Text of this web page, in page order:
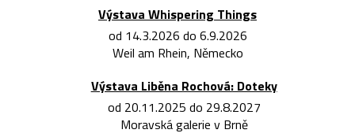
Výstava Whispering Things
od 14.3.2026 do 6.9.2026
Weil am Rhein, Německo
Výstava Liběna Rochová: Doteky
od 20.11.2025 do 29.8.2027
Moravská galerie v Brně